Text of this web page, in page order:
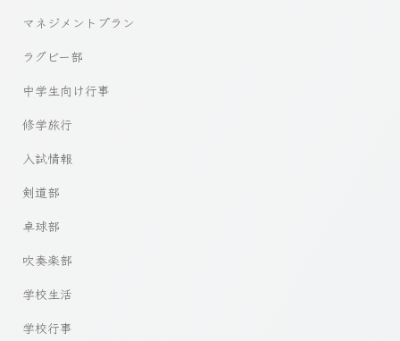
マネジメントプラン
ラグビー部
中学生向け行事
修学旅行
入試情報
剣道部
卓球部
吹奏楽部
学校生活
学校行事